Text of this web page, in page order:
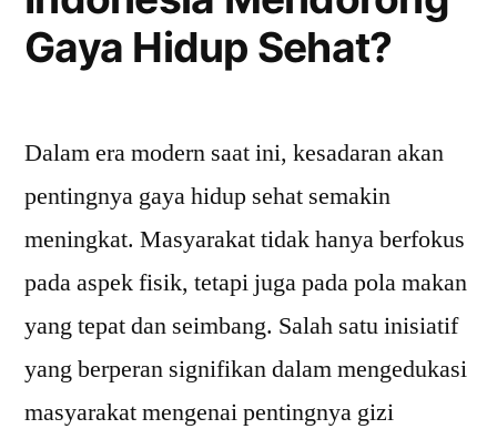
Gaya Hidup Sehat?
Dalam era modern saat ini, kesadaran akan
pentingnya gaya hidup sehat semakin
meningkat. Masyarakat tidak hanya berfokus
pada aspek fisik, tetapi juga pada pola makan
yang tepat dan seimbang. Salah satu inisiatif
yang berperan signifikan dalam mengedukasi
masyarakat mengenai pentingnya gizi